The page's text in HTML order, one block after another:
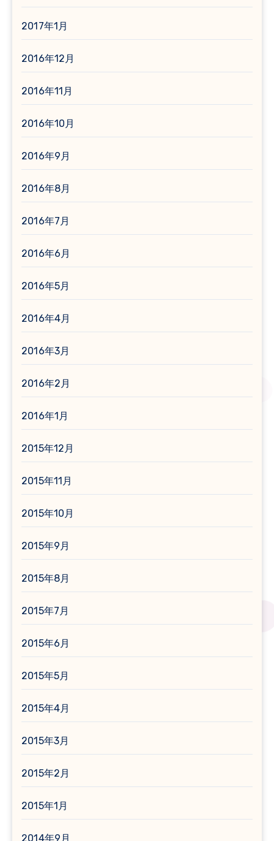
2017年1月
2016年12月
2016年11月
2016年10月
2016年9月
2016年8月
2016年7月
2016年6月
2016年5月
2016年4月
2016年3月
2016年2月
2016年1月
2015年12月
2015年11月
2015年10月
2015年9月
2015年8月
2015年7月
2015年6月
2015年5月
2015年4月
2015年3月
2015年2月
2015年1月
2014年9月